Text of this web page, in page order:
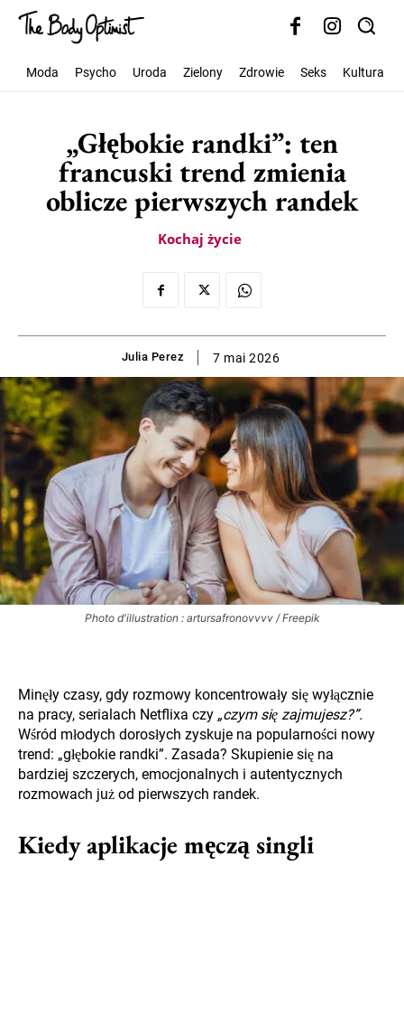
Moda Psycho Uroda Zielony Zdrowie Seks Kultura
„Głębokie randki”: ten
francuski trend zmienia
oblicze pierwszych randek
Kochaj życie
Julia Perez 7 mai 2026
Photo d'illustration : artursafronovvvv / Freepik
Minęły czasy, gdy rozmowy koncentrowały się wyłącznie
na pracy, serialach Netflixa czy „czym się zajmujesz?”.
Wśród młodych dorosłych zyskuje na popularności nowy
trend: „głębokie randki”. Zasada? Skupienie się na
bardziej szczerych, emocjonalnych i autentycznych
rozmowach już od pierwszych randek.
Kiedy aplikacje męczą singli